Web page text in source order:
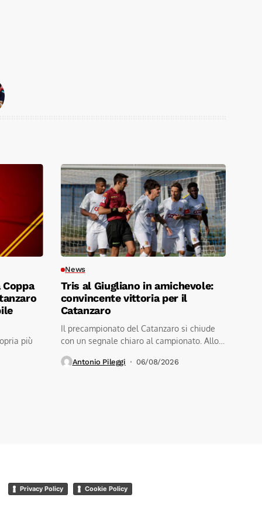
più
News
Tris al Giugliano in amichevole:
convincente vittoria per il
Catanzaro
Il precampionato del Catanzaro si chiude
con un segnale chiaro al campionato. Allo
stadio...
Antonio Pileggi 06/08/2026
Privacy Policy Cookie Policy